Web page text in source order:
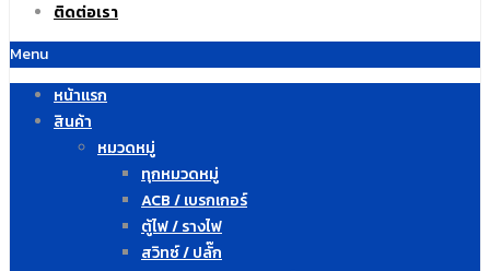
ติดต่อเรา
Menu
หน้าแรก
สินค้า
หมวดหมู่
ทุกหมวดหมู่
ACB / เบรกเกอร์
ตู้ไฟ / รางไฟ
สวิทซ์ / ปลั๊ก